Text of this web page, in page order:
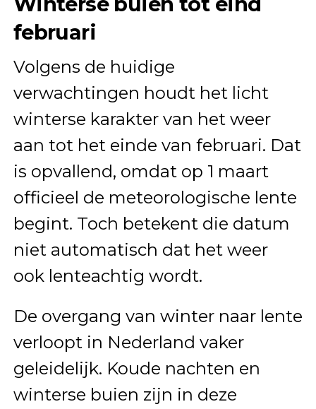
februari
Volgens de huidige
verwachtingen houdt het licht
winterse karakter van het weer
aan tot het einde van februari. Dat
is opvallend, omdat op 1 maart
officieel de meteorologische lente
begint. Toch betekent die datum
niet automatisch dat het weer
ook lenteachtig wordt.
De overgang van winter naar lente
verloopt in Nederland vaker
geleidelijk. Koude nachten en
winterse buien zijn in deze